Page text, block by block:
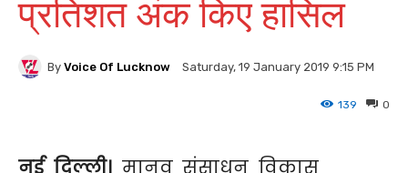
प्रतिशत अंक किए हासिल
By Voice Of Lucknow Saturday, 19 January 2019 9:15 PM
0
139
नई दिल्ली।मानव संसाधन विकास